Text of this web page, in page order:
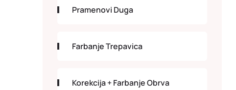
Pramenovi Duga
Farbanje Trepavica
Korekcija + Farbanje Obrva